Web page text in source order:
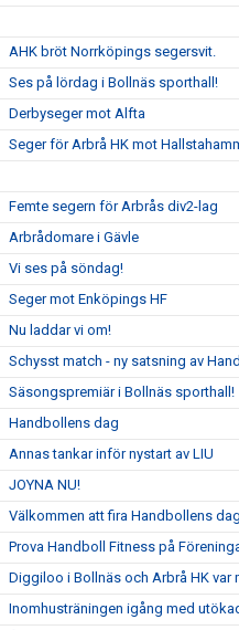
AHK bröt Norrköpings segersvit.
Ses på lördag i Bollnäs sporthall!
Derbyseger mot Alfta
Seger för Arbrå HK mot
Femte segern för Arbrås div2-lag
Arbrådomare i Gävle
Vi ses på söndag!
Seger mot Enköpings HF
Nu laddar vi om!
Schysst match - ny satsning av
Säsongspremiär i Bollnäs sporthall!
Handbollens dag
Annas tankar inför nystart av LIU
JOYNA NU!
Välkommen att fira Handbollens
Prova Handboll Fitness på
Diggiloo i Bollnäs och Arbrå HK var
Inomhusträningen igång med